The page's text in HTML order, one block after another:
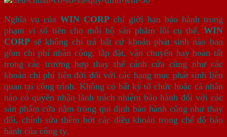
Nghĩa vụ của WIN CORP chỉ giới hạn bảo hành trong
phạm vi số tiền cho mỗi bộ sản phẩm lỗi cụ thể. WIN
CORP sẽ không chi trả bất cứ khoản phát sinh nào bao
gồm chi phí nhân công, lắp đặt, vận chuyển hay hoàn tất
trong các trường hợp thay thế cánh cửa cũng như các
khoản chi phí liên đới đối với các hạng mục phát sinh liên
quan tại công trình. Không có bất kỳ tổ chức hoặc cá nhân
nào có quyền nhận lãnh trách nhiệm bảo hành đối với các
sản phẩm cửa nằm trong qui định bảo hành cũng như thay
đổi, chỉnh sửa thêm bớt các điều khoản trong chế độ bảo
hành của công ty.